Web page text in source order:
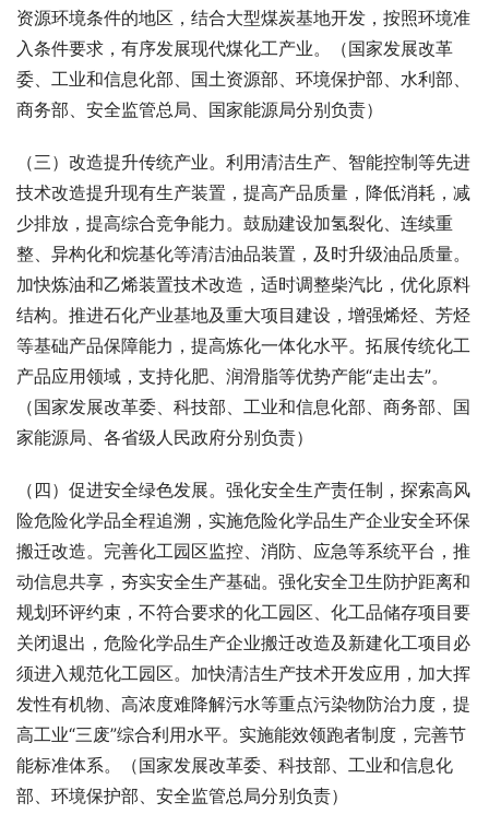
资源环境条件的地区，结合大型煤炭基地开发，按照环境准
入条件要求，有序发展现代煤化工产业。（国家发展改革
委、工业和信息化部、国土资源部、环境保护部、水利部、
商务部、安全监管总局、国家能源局分别负责）
（三）改造提升传统产业。利用清洁生产、智能控制等先进
技术改造提升现有生产装置，提高产品质量，降低消耗，减
少排放，提高综合竞争能力。鼓励建设加氢裂化、连续重
整、异构化和烷基化等清洁油品装置，及时升级油品质量。
加快炼油和乙烯装置技术改造，适时调整柴汽比，优化原料
结构。推进石化产业基地及重大项目建设，增强烯烃、芳烃
等基础产品保障能力，提高炼化一体化水平。拓展传统化工
产品应用领域，支持化肥、润滑脂等优势产能“走出去”。
（国家发展改革委、科技部、工业和信息化部、商务部、国
家能源局、各省级人民政府分别负责）
（四）促进安全绿色发展。强化安全生产责任制，探索高风
险危险化学品全程追溯，实施危险化学品生产企业安全环保
搬迁改造。完善化工园区监控、消防、应急等系统平台，推
动信息共享，夯实安全生产基础。强化安全卫生防护距离和
规划环评约束，不符合要求的化工园区、化工品储存项目要
关闭退出，危险化学品生产企业搬迁改造及新建化工项目必
须进入规范化工园区。加快清洁生产技术开发应用，加大挥
发性有机物、高浓度难降解污水等重点污染物防治力度，提
高工业“三废”综合利用水平。实施能效领跑者制度，完善节
能标准体系。（国家发展改革委、科技部、工业和信息化
部、环境保护部、安全监管总局分别负责）